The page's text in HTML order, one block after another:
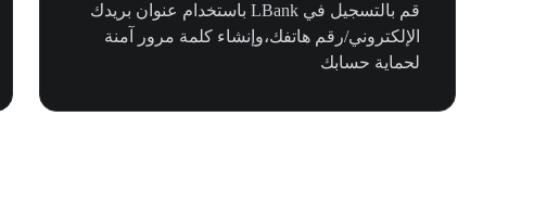
قم بالتسجيل في LBank باستخدام عنوان بريدك
الإلكتروني/رقم هاتفك،وإنشاء كلمة مرور آمنة
لحماية حسابك